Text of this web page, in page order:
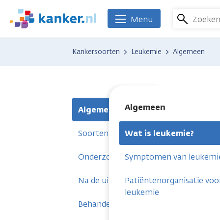
naar
We
zijn
Zoeken
Menu
Kankersoorten Leukemie Algemeen
Algemeen Algemeen
Wat is leukemie?
Symptomen van
Patiëntenorganisatie
leukemie
Soorten leukemie
Onderzoeken
Na de uitslag
Behandelingen